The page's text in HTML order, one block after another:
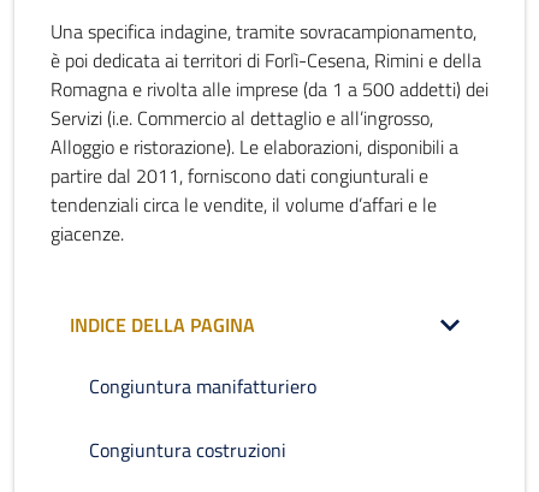
Una specifica indagine, tramite sovracampionamento,
è poi dedicata ai territori di Forlì-Cesena, Rimini e della
Romagna e rivolta alle imprese (da 1 a 500 addetti) dei
Servizi (i.e. Commercio al dettaglio e all’ingrosso,
Alloggio e ristorazione). Le elaborazioni, disponibili a
partire dal 2011, forniscono dati congiunturali e
tendenziali circa le vendite, il volume d’affari e le
giacenze.
INDICE DELLA PAGINA
Congiuntura manifatturiero
Congiuntura costruzioni